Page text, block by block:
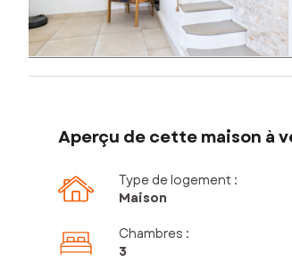
Aperçu de cette maison à
Type de logement :
Maison
Chambres :
3